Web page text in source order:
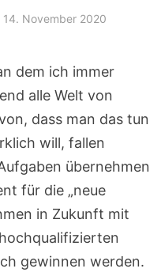
14. November 2020
dem ich immer
alle Welt von
dass man das tun
will, fallen
übernehmen
für die „neue
in Zukunft mit
gewinnen werden.